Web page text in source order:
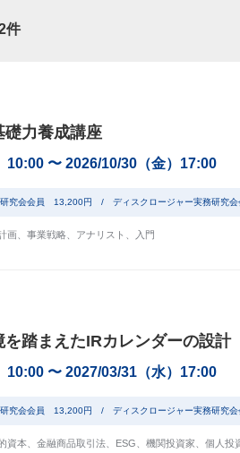
件
礎力養成講座
10:00 〜 2026/10/30（金）17:00
研究会会員 13,200円 / ディスクロージャー実務研究
画 事業戦略 アナリスト 入門
踏まえたIRカレンダーの設計
10:00 〜 2027/03/31（水）17:00
研究会会員 13,200円 / ディスクロージャー実務研究
資本 金融商品取引法 ESG 機関投資家 個人投